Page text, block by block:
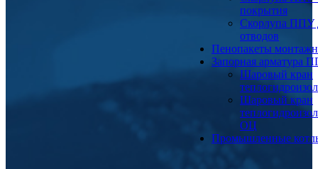
покрытия
Скорлупа ППУ
отводов
Пенопакеты
Запорная арматура
Шаровый кран
Шаровый кран
ОЦ
Промышленные